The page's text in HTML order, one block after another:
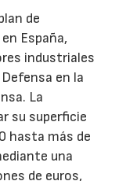
de
España,
industriales
en la
La
su superficie
hasta más de
una
de euros,